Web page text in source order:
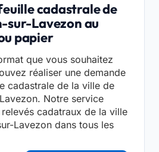
cadastrale de
Lavezon au
papier
que vous souhaitez
réaliser une demande
cadastrale de la ville de
Notre service
cadatraux de la ville
Lavezon dans tous les